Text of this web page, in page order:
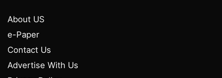
About US
e-Paper
Contact Us
Advertise With Us